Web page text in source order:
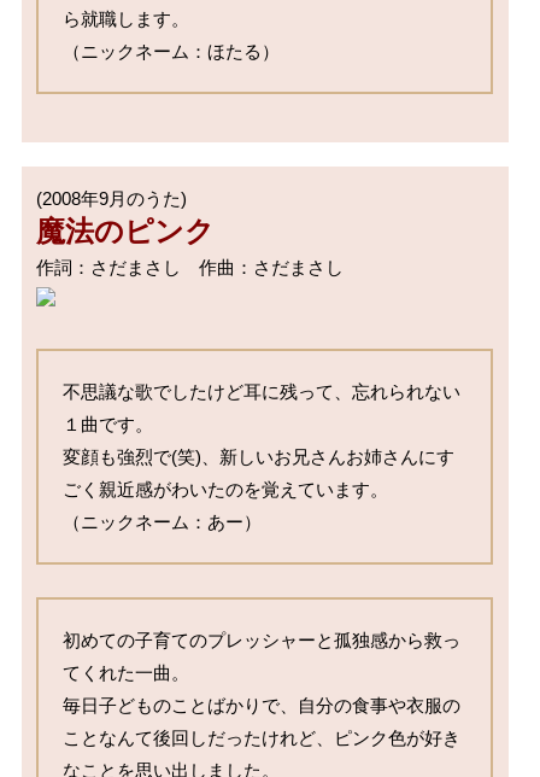
ら就職します。
（ニックネーム：ほたる）
魔法のピンク
不思議な歌でしたけど耳に残って、忘れられない
１曲です。
変顔も強烈で(笑)、新しいお兄さんお姉さんにす
ごく親近感がわいたのを覚えています。
（ニックネーム：あー）
初めての子育てのプレッシャーと孤独感から救っ
てくれた一曲。
毎日子どものことばかりで、自分の食事や衣服の
ことなんて後回しだったけれど、ピンク色が好き
なことを思い出しました。